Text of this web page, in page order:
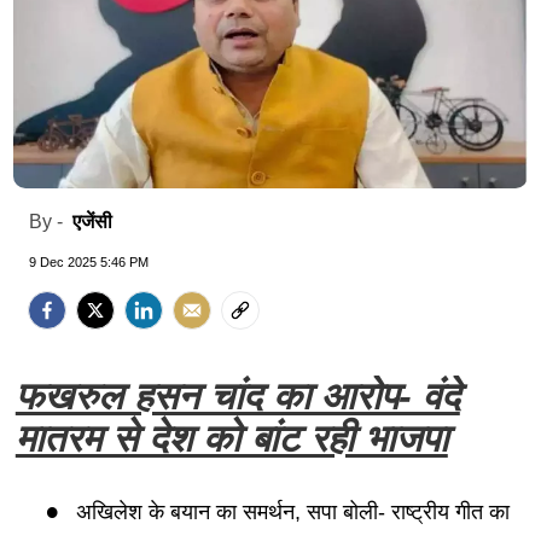
By -एजेंसी
9 Dec 2025 5:46 PM
फखरुल हसन चांद का आरोप- वंदे
मातरम से देश को बांट रही भाजपा
अखिलेश के बयान का समर्थन, सपा बोली- राष्ट्रीय गीत का